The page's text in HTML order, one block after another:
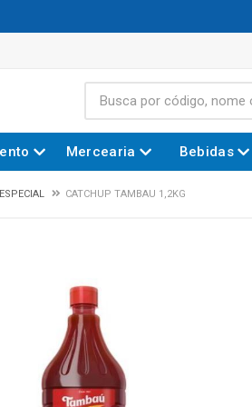
Mercearia Bebidas
CATCHUP TAMBAU 1,2KG